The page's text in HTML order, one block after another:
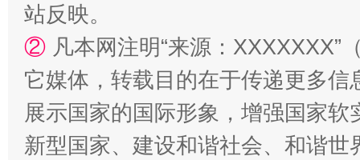
“蜀中异人”王建安的艺术幻境
站反映。
② 凡本网注明“来源：
它媒体，转载目的在于传递更多
展示国家的国际形象，增强国家
新型国家、建设和谐社会、和谐